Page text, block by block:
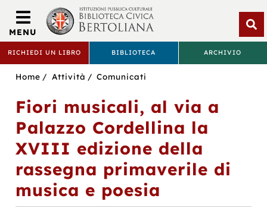
BIBLIOTECA
BERTOLIANA
RICHIEDI UN LIBRO BIBLIOTECA ARCHIVIO
MENU
Bertoliana
Sei
Home Attività Comunicati
Fiori musicali, al via a
Palazzo Cordellina la
XVIII edizione della
rassegna primaverile di
musica e poesia